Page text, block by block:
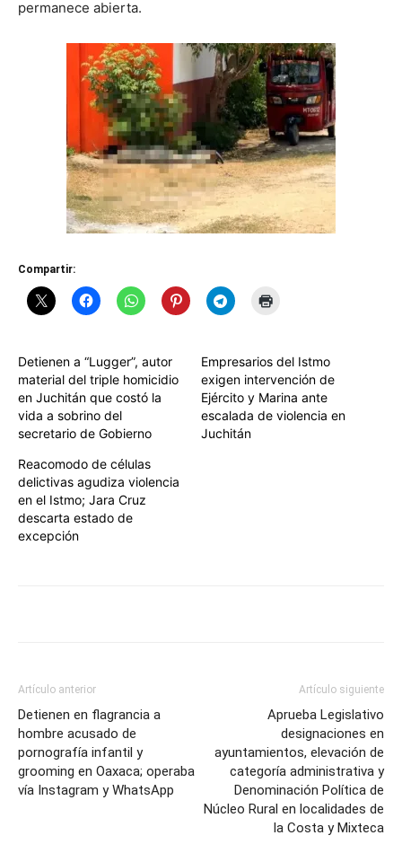
permanece abierta.
Compartir:
Detienen a “Lugger”, autor
material del triple homicidio
en Juchitán que costó la
vida a sobrino del
secretario de Gobierno
Empresarios del Istmo
exigen intervención de
Ejército y Marina ante
escalada de violencia en
Juchitán
Reacomodo de células
delictivas agudiza violencia
en el Istmo; Jara Cruz
descarta estado de
excepción
Artículo anterior
Detienen en flagrancia a
hombre acusado de
pornografía infantil y
grooming en Oaxaca; operaba
vía Instagram y WhatsApp
Artículo siguiente
Aprueba Legislativo
designaciones en
ayuntamientos, elevación de
categoría administrativa y
Denominación Política de
Núcleo Rural en localidades de
la Costa y Mixteca